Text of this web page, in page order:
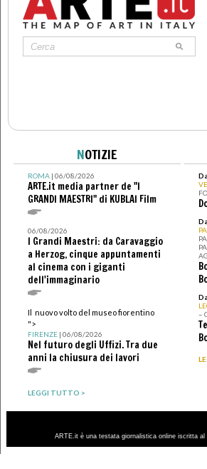
NOTIZIE
ROMA| 06/08/2026
ARTE.it media partner de "I
GRANDI MAESTRI" di KUBLAI Film
06/08/2026
I Grandi Maestri: da Caravaggio
a Herzog, cinque appuntamenti
al cinema con i giganti
dell'immaginario
Il nuovo volto del museo fiorentino
">
FIRENZE| 06/08/2026
Nel futuro degli Uffizi. Tra due
anni la chiusura dei lavori
LEGGI TUTTO >
–
ARTE.it è una testata giornalistica online iscritta